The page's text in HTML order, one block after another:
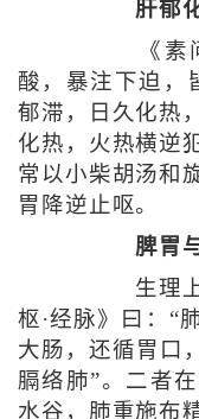
肝郁
《素问
酸，暴注下迫，
郁滞，日久化热
化热，火热横逆
常以小柴胡汤和
胃降逆止呕。
脾胃
生理上
枢·经脉》曰：“
大肠，还循胃口
膈络肺”。二者
水谷，肺重施布